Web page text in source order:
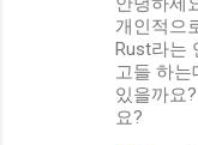
개인적으
Rust라는
고들 하는
있을까요
요?